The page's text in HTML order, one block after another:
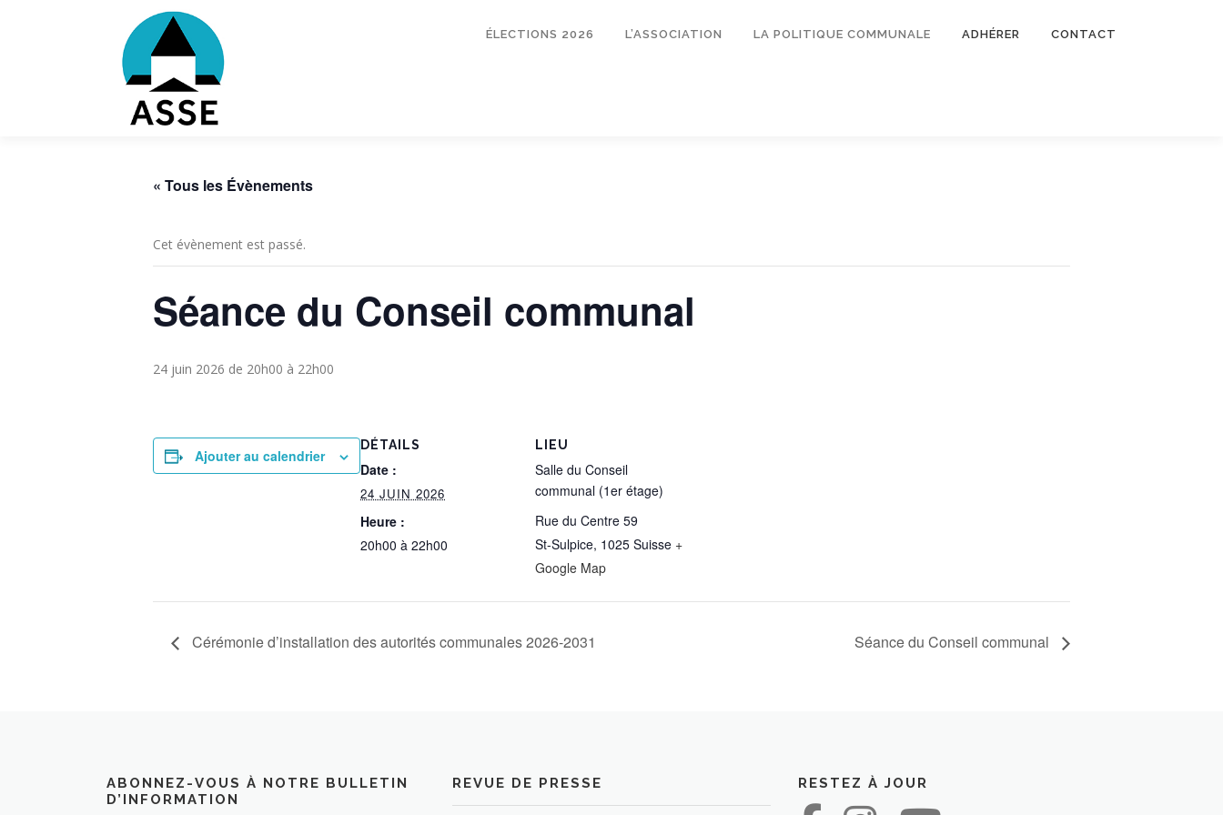
ÉLECTIONS 2026 L’ASSOCIATION LA POLITIQUE COMMUNALE ADHÉRER CONTACT
« Tous les Évènements
Cet évènement est passé.
Séance du Conseil communal
24 juin 2026 de 20h00 à 22h00
Ajouter au calendrier
DÉTAILS
Date :
24 JUIN 2026
Heure :
20h00 à 22h00
LIEU
Salle du Conseil
communal (1er étage)
Rue du Centre 59
St-Sulpice, 1025 Suisse +
Google Map
Cérémonie d’installation des autorités communales 2026-2031 Séance du Conseil communal
ABONNEZ-VOUS À NOTRE BULLETIN
D’INFORMATION
REVUE DE PRESSE RESTEZ À JOUR